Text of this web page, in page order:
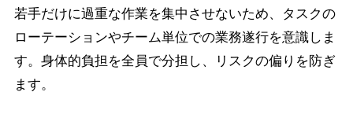
若手だけに過重な作業を集中させないため、タスクの
ローテーションやチーム単位での業務遂行を意識しま
す。身体的負担を全員で分担し、リスクの偏りを防ぎ
ます。